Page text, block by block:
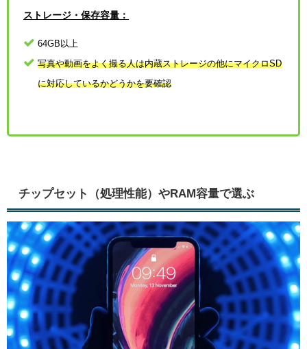
ストレージ・保存容量：
64GB以上
写真や動画をよく撮る人は内蔵ストレージの他にマイクロSD
に対応しているかどうかを要確認
チップセット（処理性能）やRAM容量で選ぶ